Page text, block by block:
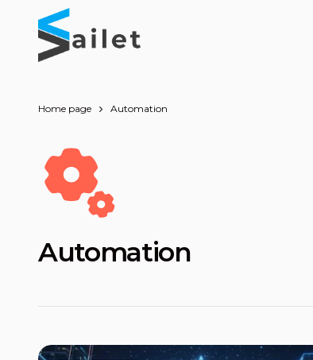
Home page Automation
Automation